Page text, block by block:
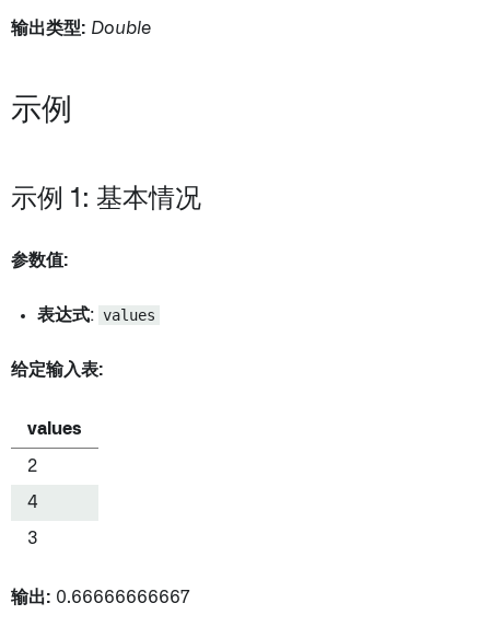
输出类型: Double
示例
示例 1: 基本情况
参数值:
表达式: values
给定输入表:
values
2
4
3
输出: 0.66666666667